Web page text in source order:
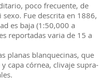
poco frecuente, de
Fue descrita en 1886,
es baja (1:50,000 a
reportadas varia de 15 a
planas blanquecinas, que
capa córnea, clivaje supra-